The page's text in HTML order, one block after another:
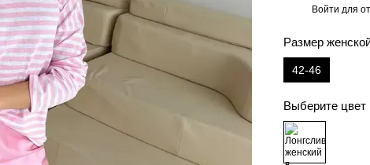
Войти для
Размер
42-46
Выберите цвет